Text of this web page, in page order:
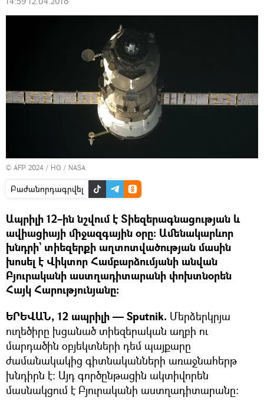
© AFP 2024 / HO / NASA
Բաժանորդագրվել
Ապրիլի 12–ին նշվում է Տիեզերագնացության և
ավիացիայի միջազգային օրը: Ամենակարևոր
խնդրի` տիեզերքի աղտոտվածության մասին
խոսել է Վիկտոր Համբարձումյանի անվան
Բյուրականի աստղադիտարանի փոխտնօրեն
Հայկ Հարությունյանը։
ԵՐԵՎԱՆ, 12 ապրիլի — Sputnik. Մերձերկրյա
ուղեծիրը խցանած տիեզերական աղբի ու
մարդածին օբյեկտների դեմ պայքարը
ժամանակակից գիտնականների առաջնահերթ
խնդիրն է։ Այդ գործընթացին ակտիվորեն
մասնակցում է Բյուրականի աստղադիտարանը։